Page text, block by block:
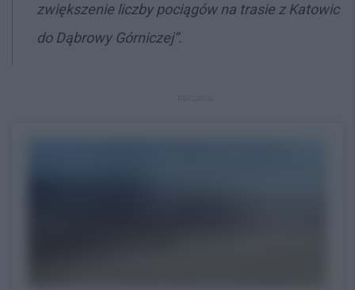
zwiększenie liczby pociągów na trasie z Katowic
do Dąbrowy Górniczej”.